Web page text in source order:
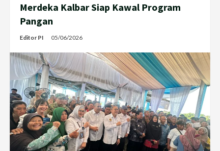
Merdeka Kalbar Siap Kawal Program
Pangan
Editor PI 05/06/2026